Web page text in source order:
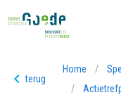
terug
Home /
/